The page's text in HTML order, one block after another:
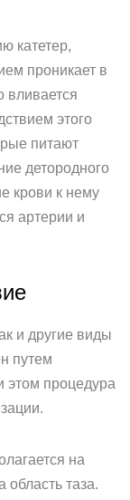
катетер,
проникает в
вливается
этого
питают
детородного
крови к нему
артерии и
и другие виды
путем
этом процедура
на
область таза.